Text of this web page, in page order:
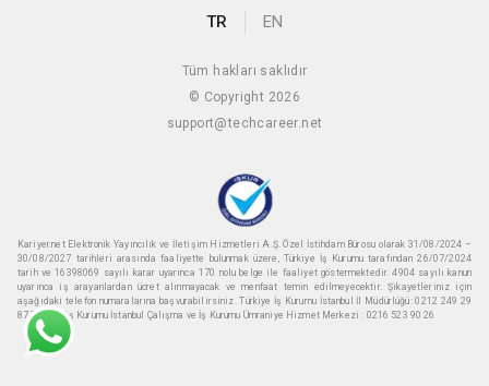
TR EN
Tüm hakları saklıdır
© Copyright 2026
support@techcareer.net
Kariyer.net Elektronik Yayıncılık ve İletişim Hizmetleri A.Ş. Özel İstihdam Bürosu olarak 31/08/2024 –
30/08/2027 tarihleri arasında faaliyette bulunmak üzere, Türkiye İş Kurumu tarafından 26/07/2024
tarih ve 16398069 sayılı karar uyarınca 170 nolu belge ile faaliyet göstermektedir. 4904 sayılı kanun
uyarınca iş arayanlardan ücret alınmayacak ve menfaat temin edilmeyecektir. Şikayetleriniz için
aşağıdaki telefon numaralarına başvurabilirsiniz. Türkiye İş Kurumu İstanbul İl Müdürlüğü: 0212 249 29
87 Türkiye iş Kurumu İstanbul Çalışma ve İş Kurumu Ümraniye Hizmet Merkezi : 0216 523 90 26